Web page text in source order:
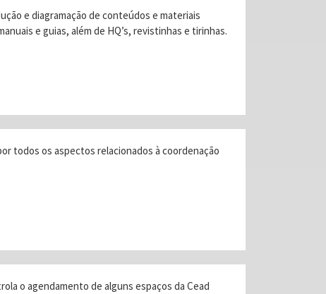
e diagramação de conteúdos e materiais
e guias, além de HQ’s, revistinhas e tirinhas.
todos os aspectos relacionados à coordenação
o agendamento de alguns espaços da Cead